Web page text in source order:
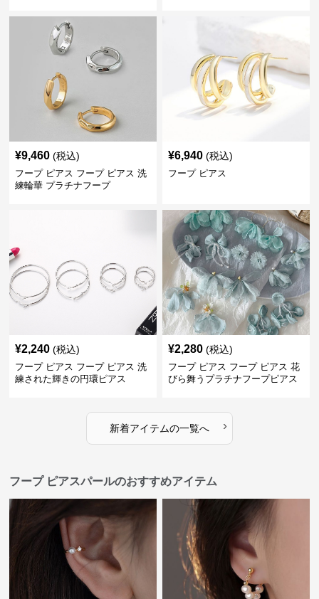
¥9,460 (税込)
フープ ピアス フープ ピアス 洗
練輪華 プラチナフープ
¥6,940 (税込)
フープ ピアス
¥2,240 (税込)
フープ ピアス フープ ピアス 洗
練された輝きの円環ピアス
¥2,280 (税込)
フープ ピアス フープ ピアス 花
びら舞うプラチナフープピアス
新着アイテムの一覧へ ›
フープ ピアスパールのおすすめアイテム